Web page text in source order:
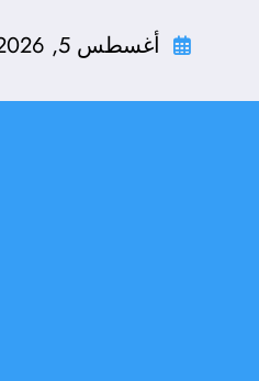
أغسطس 5, 2026